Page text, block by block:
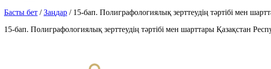
Басты бет /Заңдар / 15-бап. Полиграфологиялық зерттеудің тәртібі мен
15-бап. Полиграфологиялық зерттеудің тәртібі мен шарттары Қазақстан